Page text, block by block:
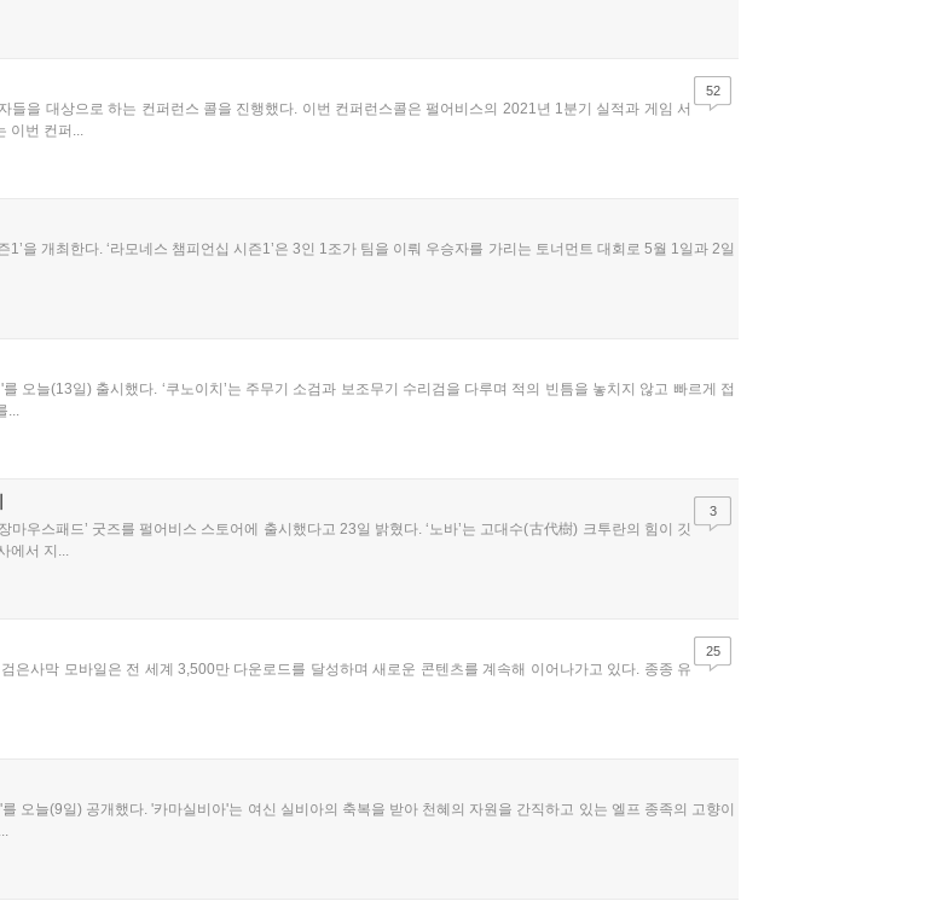
을 대상으로 하는 컨퍼런스 콜을 진행했다. 이번 컨퍼런스콜은 펄어비스의 2021년 1분기 실적과 게임 서
이번 컨퍼...
52
을 개최한다. ‘라모네스 챔피언십 시즌1’은 3인 1조가 팀을 이뤄 우승자를 가리는 토너먼트 대회로 5월 1일과 2일
오늘(13일) 출시했다. ‘쿠노이치’는 주무기 소검과 보조무기 수리검을 다루며 적의 빈틈을 놓치지 않고 빠르게 접
...
마우스패드’ 굿즈를 펄어비스 스토어에 출시했다고 23일 밝혔다. ‘노바’는 고대수(古代樹) 크투란의 힘이 깃
에서 지...
3
은사막 모바일은 전 세계 3,500만 다운로드를 달성하며 새로운 콘텐츠를 계속해 이어나가고 있다. 종종 유
25
오늘(9일) 공개했다. '카마실비아'는 여신 실비아의 축복을 받아 천혜의 자원을 간직하고 있는 엘프 종족의 고향이